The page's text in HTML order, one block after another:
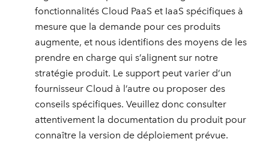
fonctionnalités Cloud PaaS et IaaS spécifiques à
mesure que la demande pour ces produits
augmente, et nous identifions des moyens de les
prendre en charge qui s’alignent sur notre
stratégie produit. Le support peut varier d’un
fournisseur Cloud à l’autre ou proposer des
conseils spécifiques. Veuillez donc consulter
attentivement la documentation du produit pour
connaître la version de déploiement prévue.